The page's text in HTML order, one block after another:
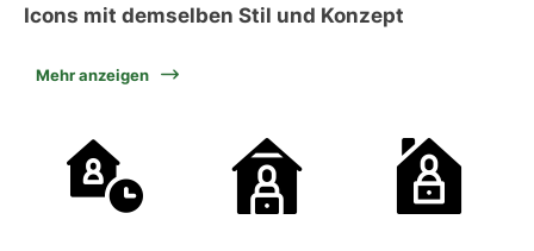
Icons mit demselben Stil und Konzept
Mehr anzeigen